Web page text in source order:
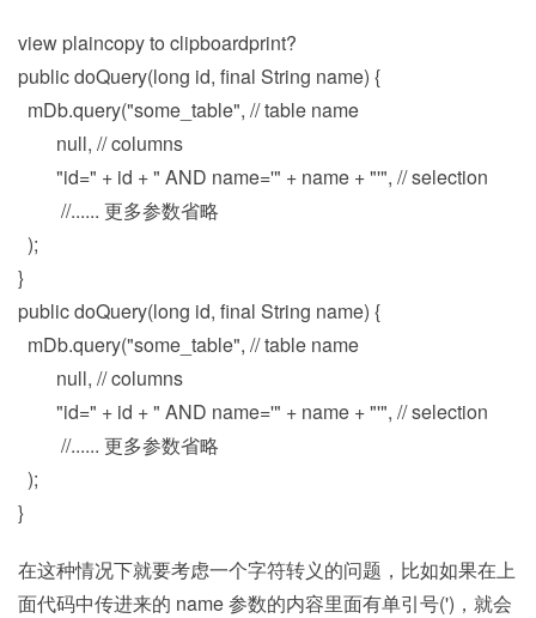
view plaincopy to clipboardprint?
public doQuery(long id, final String name) {
mDb.query("some_table", // table name
null, // columns
"id=" + id + " AND name='" + name + "'", // selection
//...... 更多参数省略
);
}
public doQuery(long id, final String name) {
mDb.query("some_table", // table name
null, // columns
"id=" + id + " AND name='" + name + "'", // selection
//...... 更多参数省略
);
}
在这种情况下就要考虑一个字符转义的问题，比如如果在上
面代码中传进来的 name 参数的内容里面有单引号(')，就会